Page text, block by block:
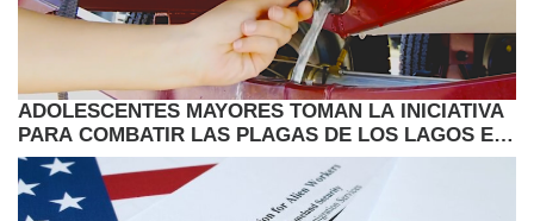
ADOLESCENTES MAYORES TOMAN LA INICIATIVA
PARA COMBATIR LAS PLAGAS DE LOS LAGOS EN
MINNESOTA